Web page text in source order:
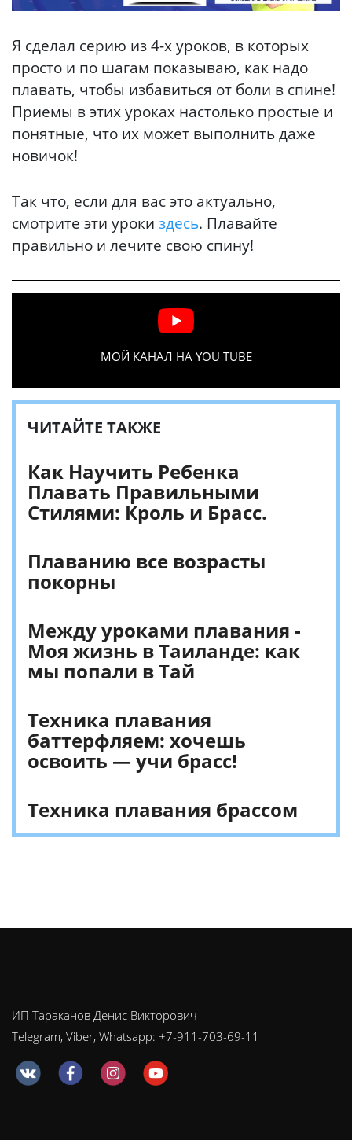
Я сделал серию из 4-х уроков, в которых
просто и по шагам показываю, как надо
плавать, чтобы избавиться от боли в спине!
Приемы в этих уроках настолько простые и
понятные, что их может выполнить даже
новичок!
Так что, если для вас это актуально,
смотрите эти уроки здесь. Плавайте
правильно и лечите свою спину!
МОЙ КАНАЛ НА YOU TUBE
ЧИТАЙТЕ ТАКЖЕ
Как Научить Ребенка
Плавать Правильными
Стилями: Кроль и Брасс.
Плаванию все возрасты
покорны
Между уроками плавания -
Моя жизнь в Таиланде: как
мы попали в Тай
Техника плавания
баттерфляем: хочешь
освоить — учи брасс!
Техника плавания брассом
ИП Тараканов Денис Викторович
Telegram, Viber, Whatsapp: +7-911-703-69-11